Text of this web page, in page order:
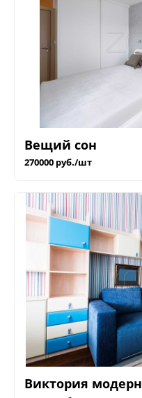
Вещий сон
270000 руб./шт
Виктория модерн